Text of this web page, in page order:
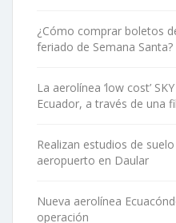
¿Cómo comprar boletos
feriado de Semana Santa?
La aerolínea ‘low cost’
Ecuador, a través de una
Realizan estudios de
aeropuerto en Daular
Nueva aerolínea
operación